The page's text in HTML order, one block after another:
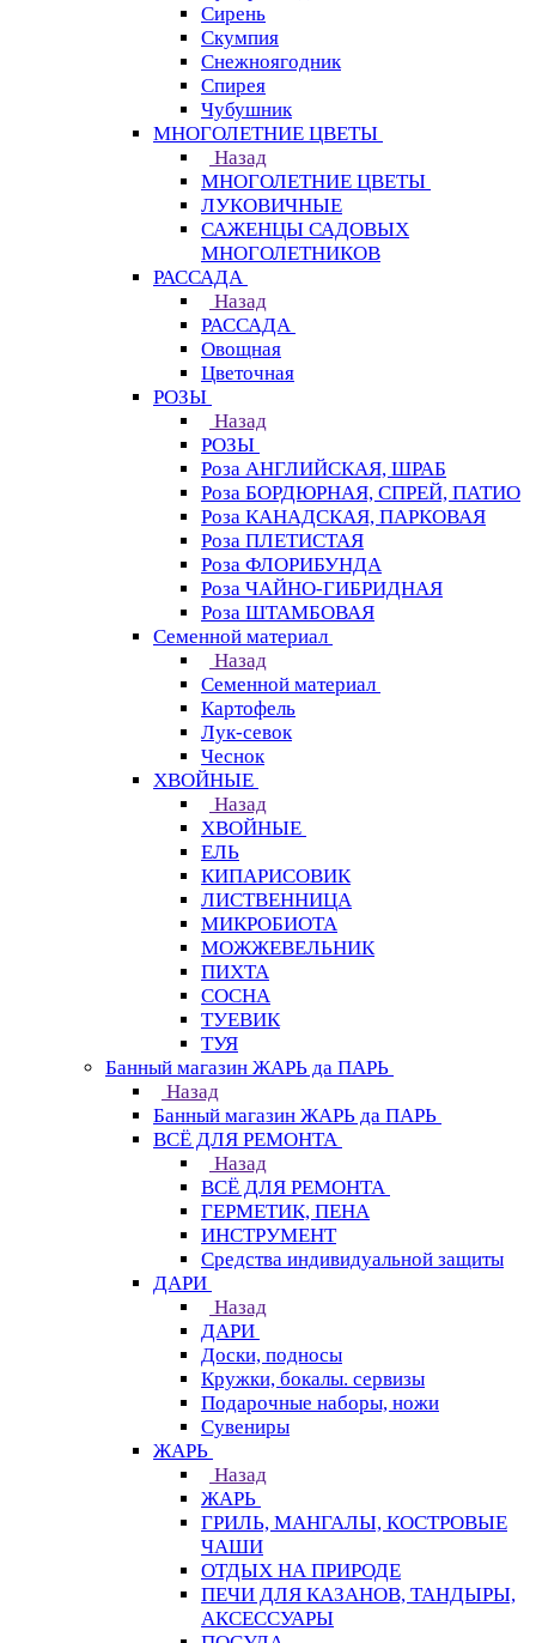
Сирень
Скумпия
Снежноягодник
Спирея
Чубушник
МНОГОЛЕТНИЕ ЦВЕТЫ
Назад
МНОГОЛЕТНИЕ ЦВЕТЫ
ЛУКОВИЧНЫЕ
САЖЕНЦЫ САДОВЫХ
МНОГОЛЕТНИКОВ
РАССАДА
Назад
РАССАДА
Овощная
Цветочная
РОЗЫ
Назад
РОЗЫ
Роза АНГЛИЙСКАЯ, ШРАБ
Роза БОРДЮРНАЯ, СПРЕЙ, ПАТИО
Роза КАНАДСКАЯ, ПАРКОВАЯ
Роза ПЛЕТИСТАЯ
Роза ФЛОРИБУНДА
Роза ЧАЙНО-ГИБРИДНАЯ
Роза ШТАМБОВАЯ
Семенной материал
Назад
Семенной материал
Картофель
Лук-севок
Чеснок
ХВОЙНЫЕ
Назад
ХВОЙНЫЕ
ЕЛЬ
КИПАРИСОВИК
ЛИСТВЕННИЦА
МИКРОБИОТА
МОЖЖЕВЕЛЬНИК
ПИХТА
СОСНА
ТУЕВИК
ТУЯ
Банный магазин ЖАРЬ да ПАРЬ
Назад
Банный магазин ЖАРЬ да ПАРЬ
ВСЁ ДЛЯ РЕМОНТА
Назад
ВСЁ ДЛЯ РЕМОНТА
ГЕРМЕТИК, ПЕНА
ИНСТРУМЕНТ
Средства индивидуальной защиты
ДАРИ
Назад
ДАРИ
Доски, подносы
Кружки, бокалы. сервизы
Подарочные наборы, ножи
Сувениры
ЖАРЬ
Назад
ЖАРЬ
ГРИЛЬ, МАНГАЛЫ, КОСТРОВЫЕ
ЧАШИ
ОТДЫХ НА ПРИРОДЕ
ПЕЧИ ДЛЯ КАЗАНОВ, ТАНДЫРЫ,
АКСЕССУАРЫ